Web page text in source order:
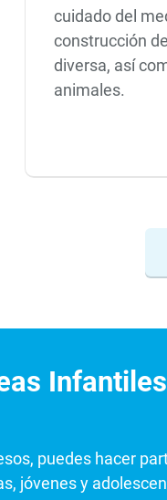
cuidado del
construcción
diversa, así
animales.
Infantiles
puedes hacer
jóvenes y